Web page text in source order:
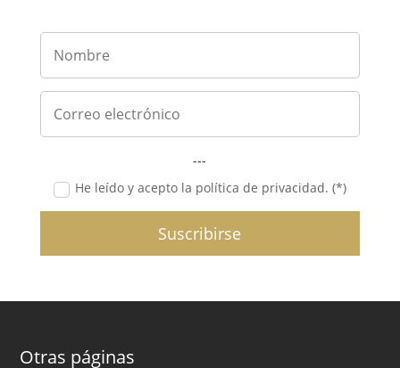
---
He leído y acepto la política de privacidad. (*)
Suscribirse
Otras páginas